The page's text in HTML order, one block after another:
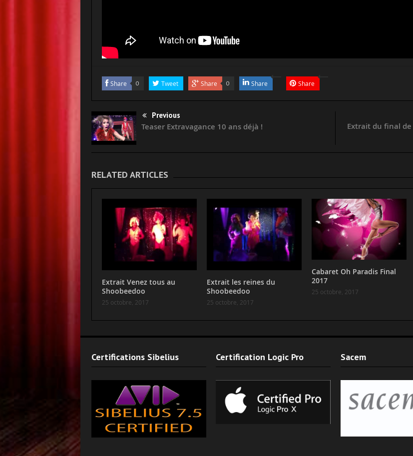
Share 0 Tweet Share 0 Share Share
Previous
Teaser Extravagance 10 ans déjà !
Extrait du final de
RELATED ARTICLES
Extrait Venez tous au
Shoobeedoo
25 octobre, 2017
Extrait les reines du
Shoobeedoo
25 octobre, 2017
Cabaret Oh Paradis Final
2017
25 octobre, 2017
Certifications Sibelius Certification Logic Pro Sacem